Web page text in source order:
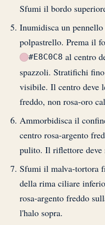
Sfumi il bordo
Inumidisca un
polpastrello. Prema il
#E8C0C8 al centro
spazzoli. Stratifichi
visibile. Il centro deve
freddo, non rosa-oro
Ammorbidisca il
centro rosa-argento
pulito. Il riflettore deve
Sfumi il malva-tortora
della rima ciliare
rosa-argento freddo
l'halo sopra.